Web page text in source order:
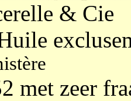
& Cie
met zeer